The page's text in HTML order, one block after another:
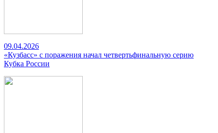
09.04.2026
«Кузбасс» с поражения начал четвертьфинальную серию
Кубка России